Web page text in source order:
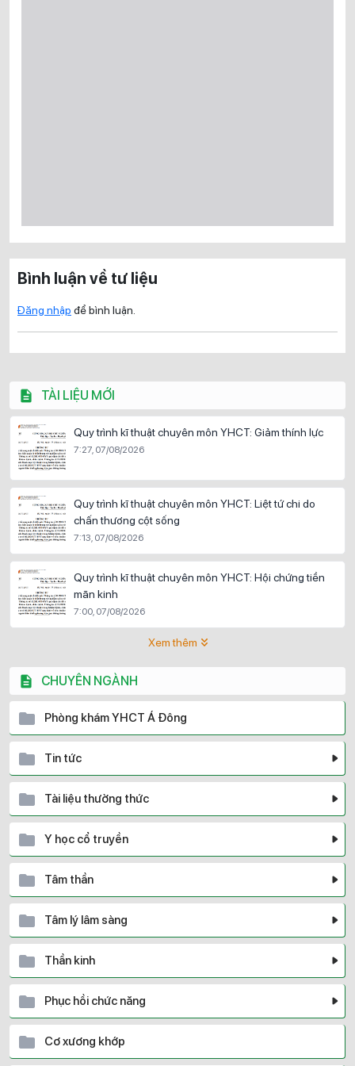
TÀI LIỆU MỚI
Quy trình kĩ thuật chuyên môn YHCT: Giảm thính lực
7:27, 07/08/2026
Quy trình kĩ thuật chuyên môn YHCT: Liệt tứ chi do
chấn thương cột sống
7:13, 07/08/2026
Quy trình kĩ thuật chuyên môn YHCT: Hội chứng tiền
mãn kinh
7:00, 07/08/2026
Xem thêm
CHUYÊN NGÀNH
Phòng khám YHCT Á Đông
Tin tức
Tài liệu thường thức
Y học cổ truyền
Tâm thần
Tâm lý lâm sàng
Thần kinh
Phục hồi chức năng
Cơ xương khớp
Bình luận về tư liệu
Đăng nhập để bình luận.